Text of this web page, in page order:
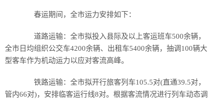
春运期间，全市运力安排如下：
道路运输：全市拟投入县际及以上客运班车500余辆，
全市日均组织公交车4200余辆、出租车5400余辆，抽调100辆大
型客车作为机动运力以应对客流高峰。
铁路运输：全市拟开行旅客列车105.5对(直通39.5对，
管内66对)，安排临客运行线8对。根据客流情况进行列车动态调